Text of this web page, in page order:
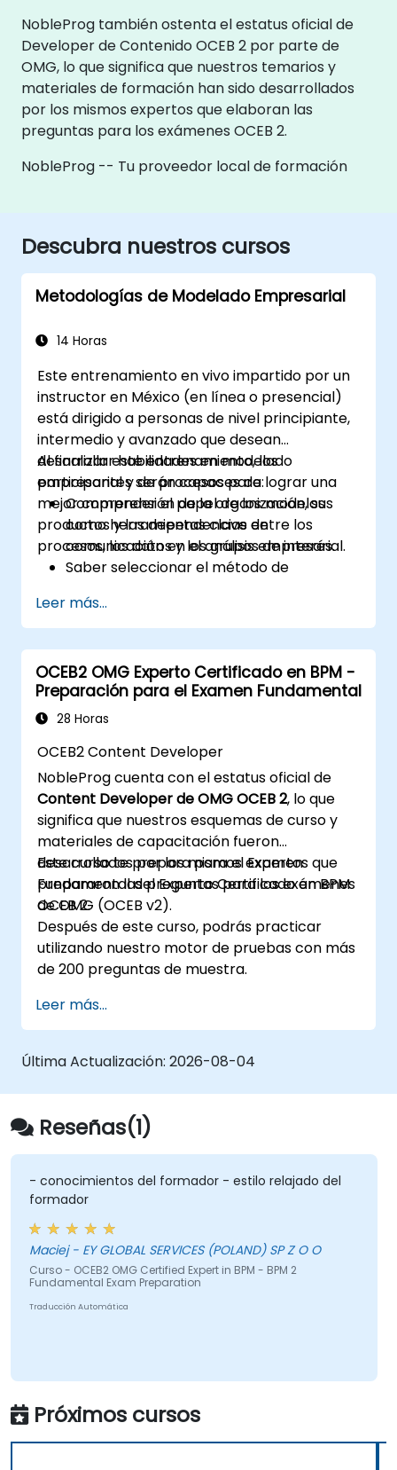
NobleProg también ostenta el estatus oficial de
Developer de Contenido OCEB 2 por parte de
OMG, lo que significa que nuestros temarios y
materiales de formación han sido desarrollados
por los mismos expertos que elaboran las
preguntas para los exámenes OCEB 2.
NobleProg -- Tu proveedor local de formación
Descubra nuestros cursos
Metodologías de Modelado Empresarial
14 Horas
Este entrenamiento en vivo impartido por un
instructor en México (en línea o presencial)
está dirigido a personas de nivel principiante,
intermedio y avanzado que desean
desarrollar habilidades en modelado
empresarial y de procesos para lograr una
mejor comprensión de la organización, sus
productos y las dependencias entre los
procesos, los datos y los grupos de interés.
Al finalizar este entrenamiento, los
participantes serán capaces de:
Comprender el papel de los modelos
como herramientas clave de
comunicación en el análisis empresarial.
Saber seleccionar el método de
Lienzo del Modelo Empresarial) para un
objetivo específico.
Saber descomponer procesos
empresariales complejos en diagramas
claros.
Identificar los puntos de contacto entre
Evaluar la corrección y la eficacia de los
modelos empresariales creados.
Leer más...
OCEB2 OMG Experto Certificado en BPM -
Preparación para el Examen Fundamental
28 Horas
OCEB2 Content Developer
NobleProg cuenta con el estatus oficial de
Content Developer de OMG OCEB 2, lo que
significa que nuestros esquemas de curso y
materiales de capacitación fueron
desarrollados por los mismos expertos que
prepararon las preguntas para los exámenes
OCEB 2.
Este curso te prepara para el Examen
Fundamental del Experto Certificado en BPM
de OMG (OCEB v2).
Después de este curso, podrás practicar
utilizando nuestro motor de pruebas con más
de 200 preguntas de muestra.
Leer más...
Última Actualización: 2026-08-04
Reseñas(1)
- conocimientos del formador - estilo relajado del
formador
Maciej - EY GLOBAL SERVICES (POLAND) SP Z O O
Curso - OCEB2 OMG Certified Expert in BPM - BPM 2
Fundamental Exam Preparation
Traducción Automática
Próximos cursos